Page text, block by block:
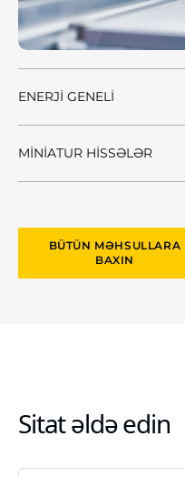
ENERJİ GENELİ
MİNİATUR HİSSƏLƏR
BÜTÜN MƏHSULLARA
BAXIN
Sitat əldə edin